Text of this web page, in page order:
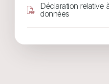
Déclaration relative
données